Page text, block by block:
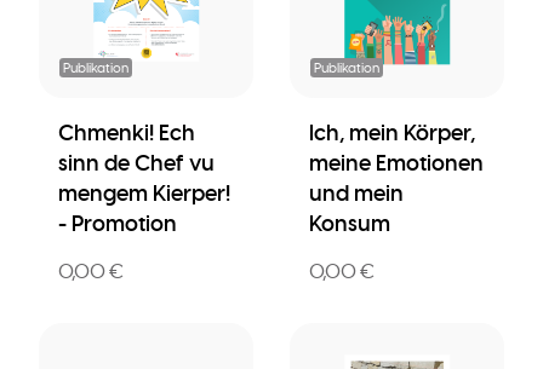
Publikation
Chmenki! Ech
sinn de Chef vu
mengem Kierper!
- Promotion
0,00 €
Publikation
Ich, mein Körper,
meine Emotionen
und mein
Konsum
0,00 €